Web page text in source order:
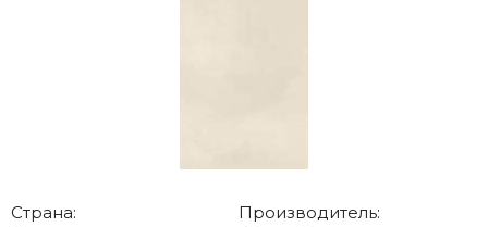
Страна:
Производитель: